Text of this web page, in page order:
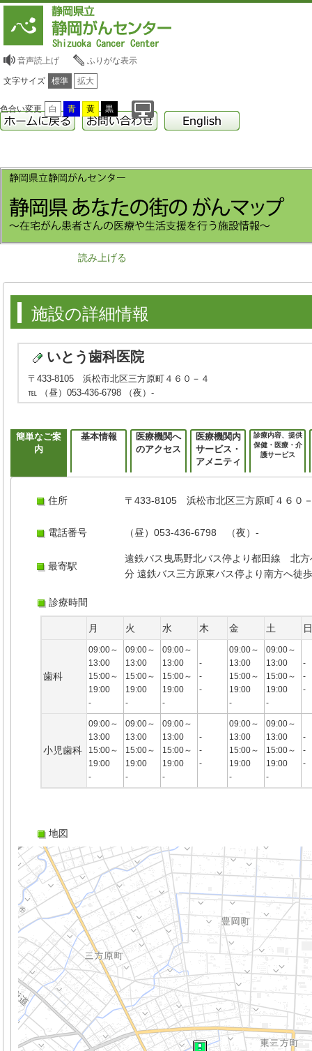
音声読上げ ふりがな表示
文字サイズ 標準 拡大
色合い変更 白 青 黄 黒
読み上げる
施設の詳細情報
いとう歯科医院
〒433-8105 浜松市北区三方原町４６０－４
℡ （昼）053-436-6798 （夜）-
簡単なご案
内
基本情報
医療機関へ
のアクセス
医療機関内
サービス・
アメニティ
診療内容、提供
保健・医療・介
護サービス
住所 〒433-8105 浜松市北区三方原町４６０
電話番号 （昼）053-436-6798 （夜）-
最寄駅
遠鉄バス曳馬野北バス停より都田線 北方
分 遠鉄バス三方原東バス停より南方へ徒
診療時間
月 火 水 木 金 土
歯科
09:00～
13:00
15:00～
19:00
-
09:00～
13:00
15:00～
19:00
-
09:00～
13:00
15:00～
19:00
-
-
-
-
09:00～
13:00
15:00～
19:00
-
09:00～
13:00
15:00～
19:00
-
-
-
-
小児歯科
09:00～
13:00
15:00～
19:00
-
09:00～
13:00
15:00～
19:00
-
09:00～
13:00
15:00～
19:00
-
-
-
-
09:00～
13:00
15:00～
19:00
-
09:00～
13:00
15:00～
19:00
-
-
-
-
地図